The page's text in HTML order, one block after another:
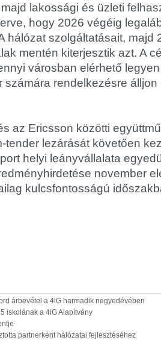
lakossági és üzleti
hogy 2026 végéig
hálózat szolgáltatásait, majd
mentén kiterjesztik azt. A
városban elérhető
számára rendelkezésre
az Ericsson közötti
tender lezárását követően
helyi leányvállalata
november
kulcsfontosságú
árbevétel a 4iG harmadik negyedévében
iskolának a 4iG Alapítvány
partnerként hálózatai fejlesztéséhez